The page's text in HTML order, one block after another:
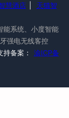
慧酒店
天猫智
能系统、小度智能
强电无线客控
备案：
渝ICP备